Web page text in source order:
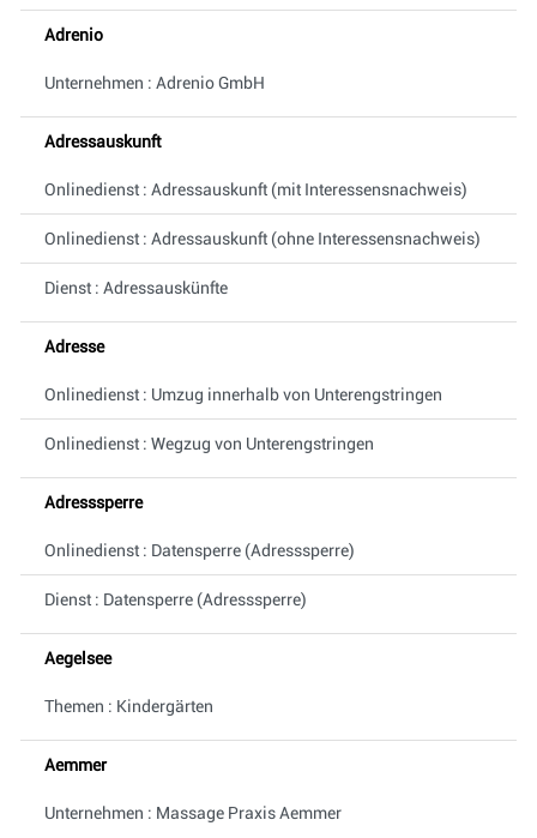
Adrenio
Unternehmen : Adrenio GmbH
Adressauskunft
Onlinedienst : Adressauskunft (mit Interessensnachweis)
Onlinedienst : Adressauskunft (ohne Interessensnachweis)
Dienst : Adressauskünfte
Adresse
Onlinedienst : Umzug innerhalb von Unterengstringen
Onlinedienst : Wegzug von Unterengstringen
Adresssperre
Onlinedienst : Datensperre (Adresssperre)
Dienst : Datensperre (Adresssperre)
Aegelsee
Themen : Kindergärten
Aemmer
Unternehmen : Massage Praxis Aemmer